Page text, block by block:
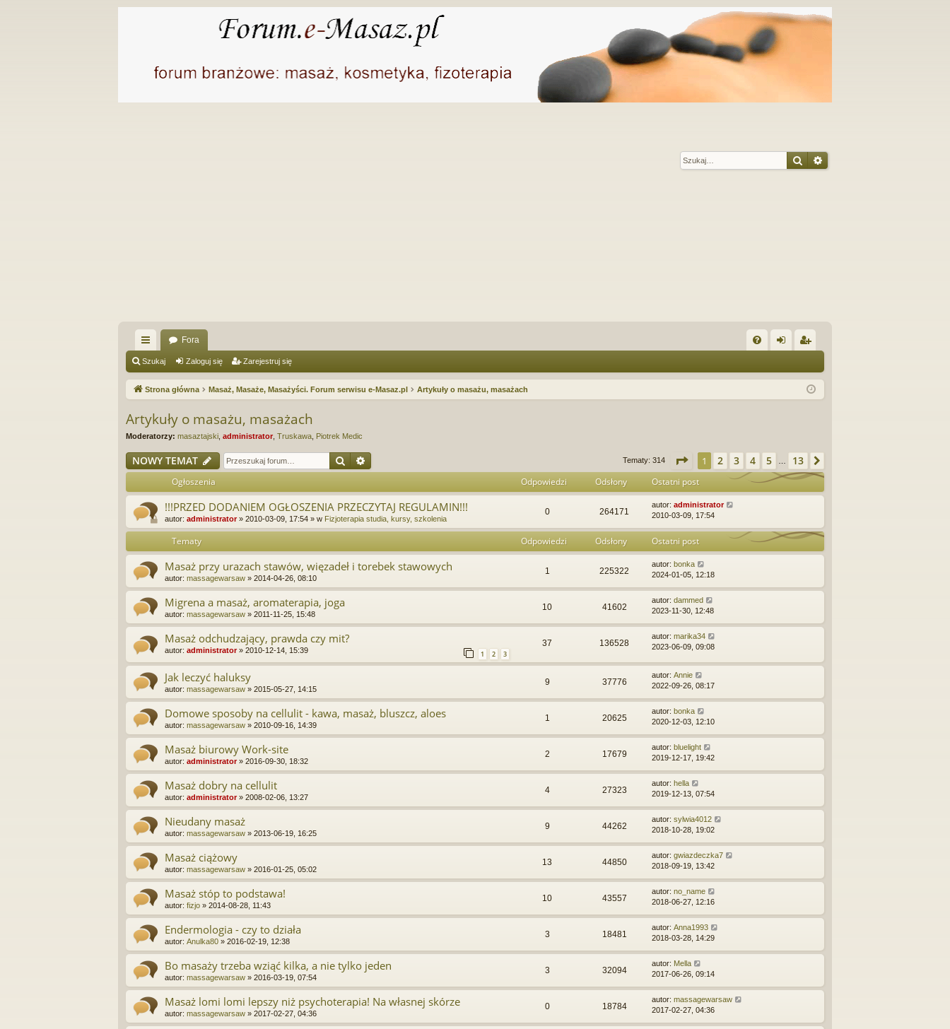
Szukaj
ię
ce
…
Fora
Q og ej
Szukaj Zaloguj się Zarejestruj się
Strona główna Masaż, Masaże, Masażyści. Forum serwisu e-Masaz.pl Artykuły o masażu, masażach
Artykuły o masażu, masażach
Moderatorzy: masaztajski administrator Truskawa Piotrek Medic
NOWY TEMAT Szukaj Tematy: 314 Strona z 13
1 2 3 4 5 13
Ogłoszenia Odpowiedzi Odsłony Ostatni post
!!!PRZED DODANIEM OGŁOSZENIA PRZECZYTAJ REGULAMIN!!!
autor: administrator» 2010-03-09, 17:54 » w Fizjoterapia studia, kursy, szkolenia
0 264171
autor: administrator
2010-03-09, 17:54
Tematy Odpowiedzi Odsłony Ostatni post
Masaż przy urazach stawów, więzadeł i torebek stawowych
autor: massagewarsaw » 2014-04-26, 08:10
1 225322
autor: bonka
2024-01-05, 12:18
Migrena a masaż, aromaterapia, joga
autor: massagewarsaw » 2011-11-25, 15:48
10 41602
autor: dammed
2023-11-30, 12:48
Masaż odchudzający, prawda czy mit?
autor: administrator» 2010-12-14, 15:39 1 2 3
37 136528
autor: marika34
2023-06-09, 09:08
Jak leczyć haluksy
autor: massagewarsaw » 2015-05-27, 14:15
9 37776
autor: Annie
2022-09-26, 08:17
Domowe sposoby na cellulit - kawa, masaż, bluszcz, aloes
autor: massagewarsaw » 2010-09-16, 14:39
1 20625
autor: bonka
2020-12-03, 12:10
Masaż biurowy Work-site
autor: administrator» 2016-09-30, 18:32
2 17679
autor: bluelight
2019-12-17, 19:42
Masaż dobry na cellulit
autor: administrator» 2008-02-06, 13:27
4 27323
autor: hella
2019-12-13, 07:54
Nieudany masaż
autor: massagewarsaw » 2013-06-19, 16:25
9 44262
autor: sylwia4012
2018-10-28, 19:02
Masaż ciążowy
autor: massagewarsaw » 2016-01-25, 05:02
13 44850
autor: gwiazdeczka7
2018-09-19, 13:42
Masaż stóp to podstawa!
autor: fizjo » 2014-08-28, 11:43
10 43557
autor: no_name
2018-06-27, 12:16
Endermologia - czy to działa
autor: Anulka80 » 2016-02-19, 12:38
3 18481
autor: Anna1993
2018-03-28, 14:29
Bo masaży trzeba wziąć kilka, a nie tylko jeden
autor: massagewarsaw » 2016-03-19, 07:54
3 32094
autor: Mella
2017-06-26, 09:14
Masaż lomi lomi lepszy niż psychoterapia! Na własnej skórze
autor: massagewarsaw » 2017-02-27, 04:36
0 18784
autor: massagewarsaw
2017-02-27, 04:36